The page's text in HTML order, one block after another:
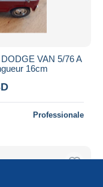
VAN 5/76 A
16cm
Professionale